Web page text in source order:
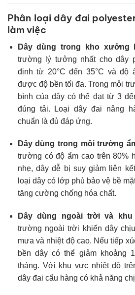
Phân loại dây đai
làm việc
Dây dùng trong kho xưởng
trường lý tưởng nhất cho dây
định từ 20°C đến 35°C và độ
được độ bền tối đa. Trong môi
bình của dây có thể đạt từ 3
đúng tải. Loại dây đai nâng
chuẩn là đủ đáp ứng.
Dây dùng trong môi trường
trường có độ ẩm cao trên 80%
nhẹ, dây dễ bị suy giảm liên
loại dây có lớp phủ bảo vệ bề
tăng cường chống hóa chất.
Dây dùng ngoài trời và
trường ngoài trời khiến dây
mưa và nhiệt độ cao. Nếu tiếp
bền dây có thể giảm khoảng
tháng. Với khu vực nhiệt độ
dây đai cẩu hàng có khả năng